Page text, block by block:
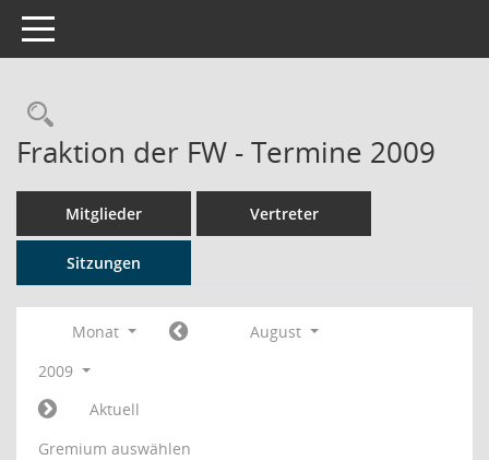
Toggle navigation
Rechercheauswahl
Fraktion der FW - Termine 2009
Mitglieder Vertreter
Sitzungen
Monat
August
2009
Aktuell
Gremium auswählen